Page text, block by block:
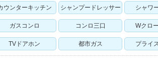
ウンターキッチン シャンプードレッサー シャワ
ガスコンロ コンロ三口 Wクロ
TVドアホン 都市ガス プライ